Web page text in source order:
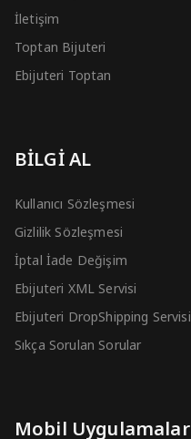
İletişim
Toptan Bijuteri
Ebijuteri Toptan
BİLGİ AL
Kullanıcı Sözleşmesi
Gizlilik Sözleşmesi
İptal İade Değişim
Ebijuteri XML Servisi
Ebijuteri DropShipping Servisi
Sıkça Sorulan Sorular
Mobil Uygulamalar